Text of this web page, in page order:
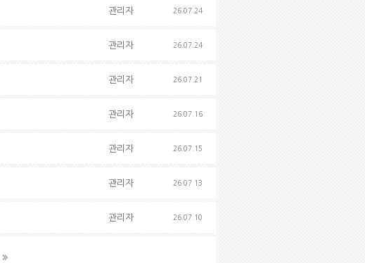
관리자 26.07.24
관리자 26.07.24
관리자 26.07.21
관리자 26.07.16
관리자 26.07.15
관리자 26.07.13
관리자 26.07.10